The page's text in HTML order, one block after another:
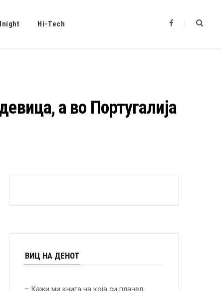
Hi-Tech
а во Португалија
ВИЦ НА ДЕНОТ
– Кажи ми книга на која си плачел